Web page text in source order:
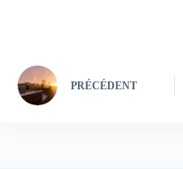
PRÉCÉDENT